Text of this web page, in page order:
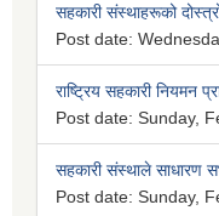
सहकारी संस्थाहरूको
Post date:
Post date: Sunday,
सहकारी संस्थाले साधारण
Post date: Sunday,